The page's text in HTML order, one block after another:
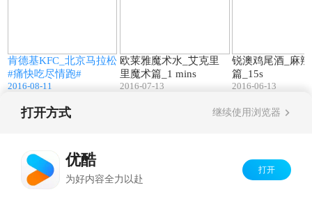
肯德基KFC_北京马拉松
#痛快吃尽情跑#
2016-08-11
欧莱雅魔术水_艾克里
里魔术篇_1 mins
2016-07-13
锐澳鸡尾酒_麻
篇_15s
2016-06-13
打开方式 继续使用浏览器
优酷
为好内容全力以赴
打开